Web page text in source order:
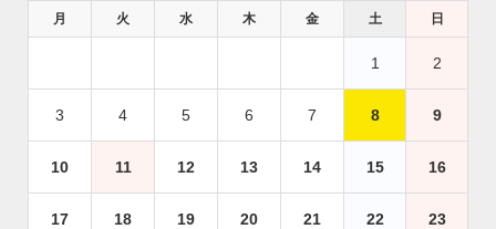
月 火 水 木 金 土 日
1 2
3 4 5 6 7 8 9
10 11 12 13 14 15 16
17 18 19 20 21 22 23